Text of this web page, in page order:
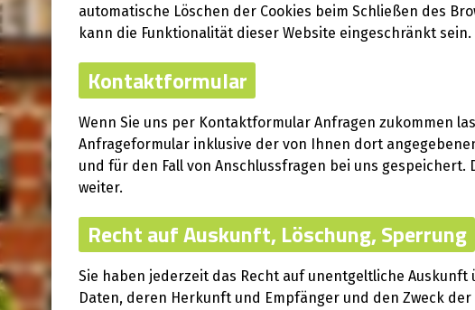
automatische Löschen der Cookies beim Schließen des
kann die Funktionalität dieser Website eingeschränkt sein.
Kontaktformular
Wenn Sie uns per Kontaktformular Anfragen zukommen
Anfrageformular inklusive der von Ihnen dort
und für den Fall von Anschlussfragen bei uns
weiter.
Recht auf Auskunft, Löschung, Sperrung
Sie haben jederzeit das Recht auf unentgeltliche
Daten, deren Herkunft und Empfänger und den Zweck